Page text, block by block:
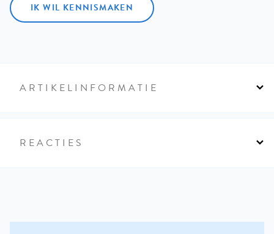
IK WIL KENNISMAKEN
ARTIKELINFORMATIE
REACTIES